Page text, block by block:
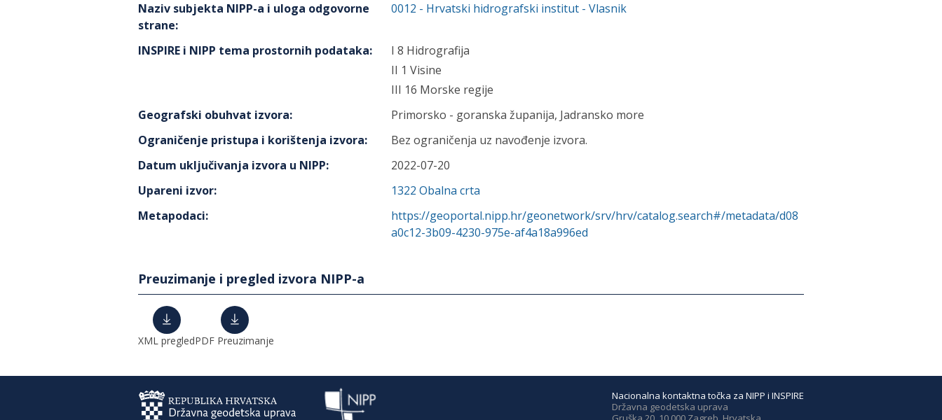
Naziv subjekta NIPP-a i uloga odgovorne
strane:
0012 - Hrvatski hidrografski institut - Vlasnik
INSPIRE i NIPP tema prostornih podataka:
I 8 Hidrografija
II 1 Visine
III 16 Morske regije
Geografski obuhvat izvora:
Primorsko - goranska županija, Jadransko more
Ograničenje pristupa i korištenja izvora:
Bez ograničenja uz navođenje izvora.
Datum uključivanja izvora u NIPP:
2022-07-20
Upareni izvor: 1322 Obalna crta
Metapodaci:
https://geoportal.nipp.hr/geonetwork/srv/hrv/catalog.search#/metadata/d08
a0c12-3b09-4230-975e-af4a18a996ed
Preuzimanje i pregled izvora NIPP-a
XML pregledPDF Preuzimanje
Nacionalna kontaktna točka za NIPP i INSPIRE
Državna geodetska uprava